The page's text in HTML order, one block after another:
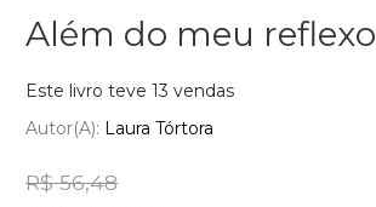
Além do meu reflexo
Este livro teve 13 vendas
Autor(a): Laura Tórtora
R$ 56,48